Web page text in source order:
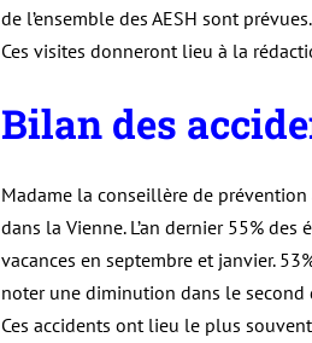
de l’ensemble des AESH sont prévues.
Ces visites donneront lieu à la
Bilan des
Madame la conseillère de
dans la Vienne. L’an dernier 55%
vacances en septembre et janvier.
noter une diminution dans le second
Ces accidents ont lieu le plus